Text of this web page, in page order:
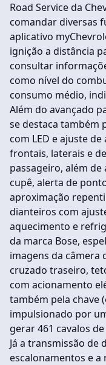
Road Service da
comandar diversas
aplicativo
ignição a distância
consultar
como nível do
consumo médio,
Além do avançado
se destaca também
com LED e ajuste
frontais, laterais e
passageiro, além
cupê, alerta de
aproximação
dianteiros com
aquecimento e
da marca Bose,
imagens da câmera
cruzado traseiro,
com acionamento
também pela chave
impulsionado por
gerar 461 cavalos
Já a transmissão de
escalonamentos e